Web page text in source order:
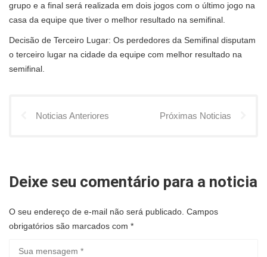
grupo e a final será realizada em dois jogos com o último jogo na
casa da equipe que tiver o melhor resultado na semifinal.
Decisão de Terceiro Lugar: Os perdedores da Semifinal disputam
o terceiro lugar na cidade da equipe com melhor resultado na
semifinal.
Noticias Anteriores Próximas Noticias
Deixe seu comentário para a noticia
O seu endereço de e-mail não será publicado. Campos
obrigatórios são marcados com *